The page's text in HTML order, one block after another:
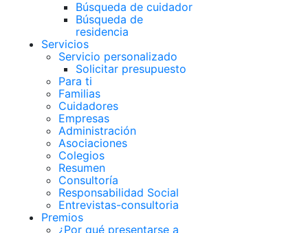
Búsqueda de cuidador
Búsqueda de
residencia
Servicios
Servicio personalizado
Solicitar presupuesto
Para ti
Familias
Cuidadores
Empresas
Administración
Asociaciones
Colegios
Resumen
Consultoría
Responsabilidad Social
Entrevistas-consultoria
Premios
¿Por qué presentarse a